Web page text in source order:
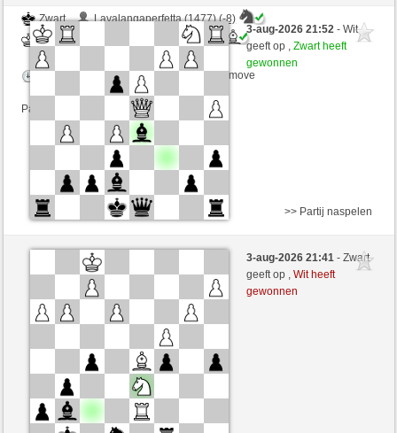
Zwart
Lavalangaperfetta (1477) (-8)
Wit
schachmuehle (1664) (+8)
Speelduur: 4 minutes/side + 4 seconds/move
Partij telt mee voor de ranglijst
3-aug-2026 21:52- Wit
geeft op ,Zwart heeft
gewonnen
Wit
Lamdan4 (1474) (-8)
schachmuehle (1656) (+8)
Speelduur: 4 minutes/side + 4 seconds/move
Partij telt mee voor de ranglijst
>> Partij naspelen
3-aug-2026 21:41- Zwart
geeft op ,Wit heeft
gewonnen